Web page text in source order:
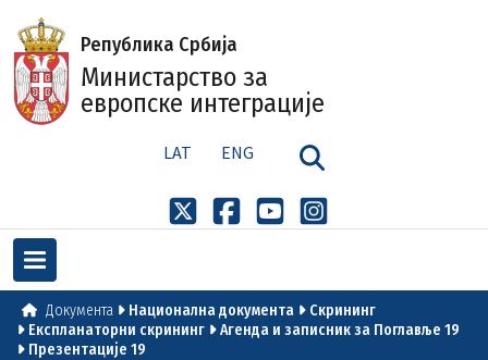
Република Србија
Министарство за
европске интеграције
LAT ENG
Документа Национална документа
Скрининг
Експланаторни скрининг
Агенда и записник за Поглавље 19
Презентације 19